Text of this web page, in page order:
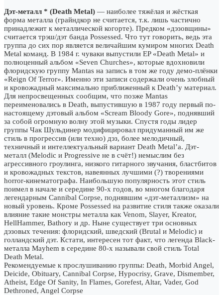
Дэт-металл * (Death Metal) — наиболее тяжёлая и жёсткая
форма металла (грайндкор не считается, т.к. лишь частично
принадлежит к металлической когорте). Предком «дэзовщины»
считается трэш/дэт банда Possessed. Что тут говорить, ведь эта
группа до сих пор является величайшим кумиром многих Death
Metal команд. В 1984 г. чуваки выпустили EP «Death Metal» и
полноценный альбом «Seven Churches», которые вдохновили
флоридскую группу Mantas на запись в том же году демо-плёнки
«Reign Of Terror». Именно эти записи содержали очень злобный
и кровожадный максимально приближенный к Death’у материал.
Для непросвещенных сообщим, что позже Mantas
переименовались в Death, выпустившую в 1987 году первый по-
настоящему дэтовый альбом «Scream Bloody Gore», поднявший
за собой огромную волну этой музыки. Спустя годы лидер
группы Чак Шульдинер модифицировал придуманный им же
стиль в прогрессив (или техно) дэз, более мелодичный,
техничный и интеллектуальный вариант Death Metal’а. Дэт-
металл (Melodic и Progressive не в счёт!) немыслим без
агрессивного гроулинга, низкого гитарного звучания, бластбитов
и кровожадных текстов, навеянных лучшими (?) творениями
horror-кинематографа. Наибольшую популярность этот стиль
поимел в начале и середине 90-х годов, во многом благодаря
легендарным Cannibal Corpse, поднявшим «дэт-металлизм» на
новый уровень. Кроме Possessed на развитие стиля также оказали
влияние такие монстры металла как Venom, Slayer, Kreator,
HellHammer, Bathory и др. Ныне существует три основных
дэзовых течения: флоридский, шведский (Brutal и Melodic) и
голландский дэт. Кстати, интересен тот факт, что легенда Black-
металла Mayhem в середине 80-х называли свой стиль Total
Death Metal.
Рекомендуемые к прослушиванию группы: Death, Morbid Angel,
Deicide, Obituary, Cannibal Corpse, Hypocrisy, Grave, Dismember,
Atheist, Edge Of Sanity, In Flames, Gorefest, Altar, Vader, God
Dethroned, Angel Corpse